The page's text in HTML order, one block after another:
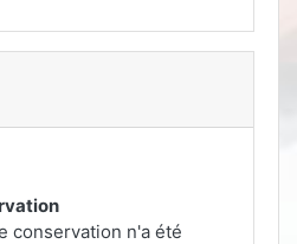
conservation n'a été